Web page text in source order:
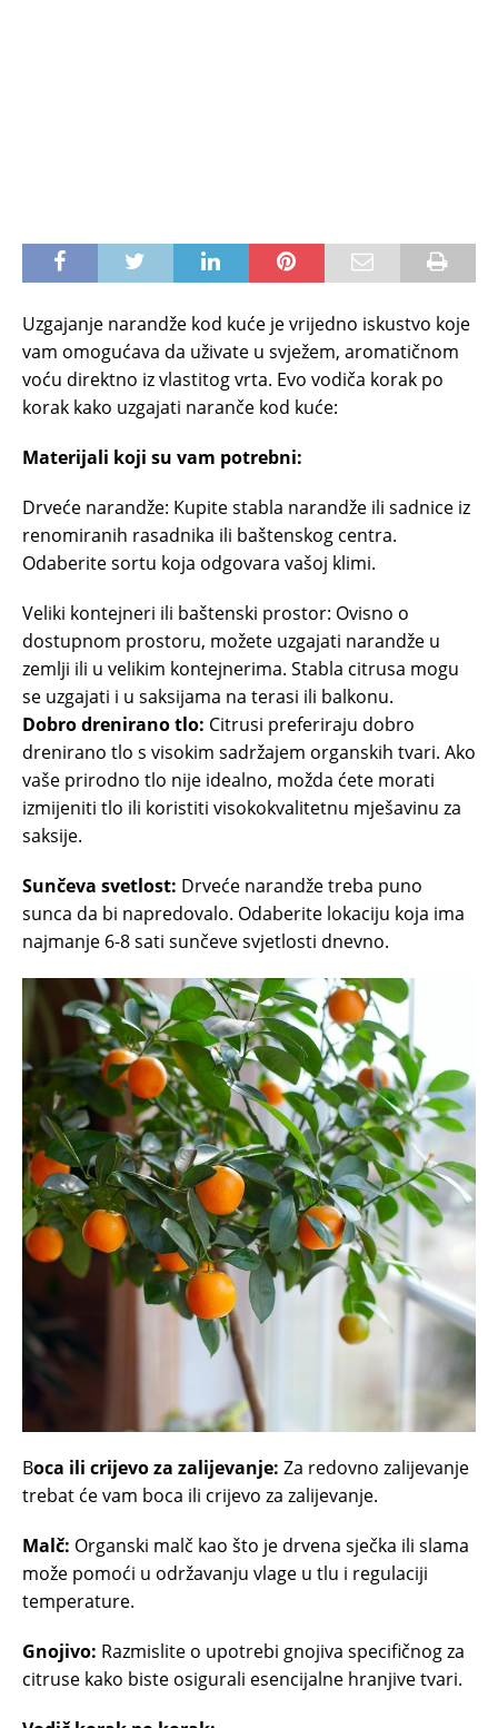
Uzgajanje narandže kod kuće je vrijedno iskustvo koje
vam omogućava da uživate u svježem, aromatičnom
voću direktno iz vlastitog vrta. Evo vodiča korak po
korak kako uzgajati naranče kod kuće:
Materijali koji su vam potrebni:
Drveće narandže: Kupite stabla narandže ili sadnice iz
renomiranih rasadnika ili baštenskog centra.
Odaberite sortu koja odgovara vašoj klimi.
Veliki kontejneri ili baštenski prostor: Ovisno o
dostupnom prostoru, možete uzgajati narandže u
zemlji ili u velikim kontejnerima. Stabla citrusa mogu
se uzgajati i u saksijama na terasi ili balkonu.
Dobro drenirano tlo: Citrusi preferiraju dobro
drenirano tlo s visokim sadržajem organskih tvari. Ako
vaše prirodno tlo nije idealno, možda ćete morati
izmijeniti tlo ili koristiti visokokvalitetnu mješavinu za
saksije.
Sunčeva svetlost: Drveće narandže treba puno
sunca da bi napredovalo. Odaberite lokaciju koja ima
najmanje 6-8 sati sunčeve svjetlosti dnevno.
Boca ili crijevo za zalijevanje: Za redovno zalijevanje
trebat će vam boca ili crijevo za zalijevanje.
Malč: Organski malč kao što je drvena sječka ili slama
može pomoći u održavanju vlage u tlu i regulaciji
temperature.
Gnojivo: Razmislite o upotrebi gnojiva specifičnog za
citruse kako biste osigurali esencijalne hranjive tvari.